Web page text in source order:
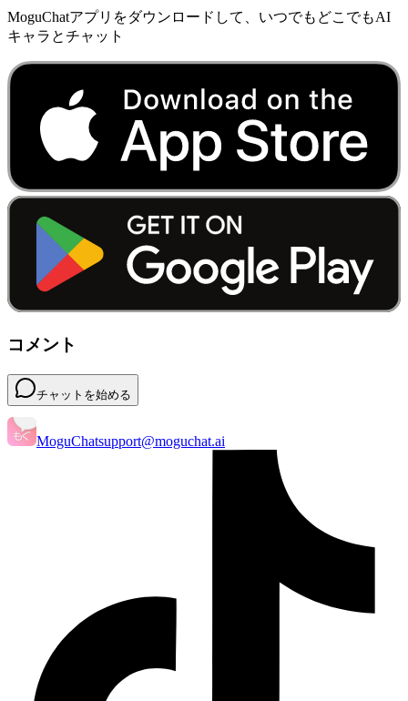
MoguChatアプリをダウンロードして、いつでもどこでもAI
キャラとチャット
コメント
チャットを始める
MoguChatsupport@moguchat.ai